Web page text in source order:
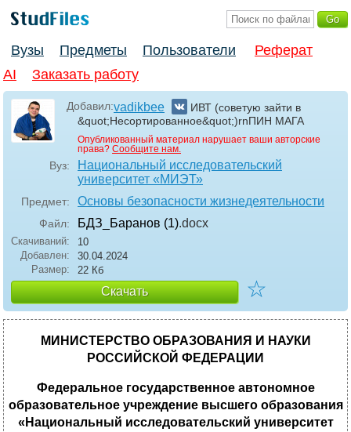
Вузы Предметы Пользователи
Реферат
AI
Заказать работу
Добавил:vadikbee
ИВТ (советую зайти в
&quot;Несортированное&quot;)rnПИН МАГА
Опубликованный материал нарушает ваши авторские
права? Сообщите нам.
Вуз:
Национальный исследовательский
университет «МИЭТ»
Предмет: Основы безопасности жизнедеятельности
Файл: БДЗ_Баранов (1).docx
Скачиваний:
10
Добавлен:
30.04.2024
Размер:
22 Кб
Скачать ☆
МИНИСТЕРСТВО ОБРАЗОВАНИЯ И НАУКИ
РОССИЙСКОЙ ФЕДЕРАЦИИ
Федеральное государственное автономное
образовательное учреждение высшего образования
«Национальный исследовательский университет